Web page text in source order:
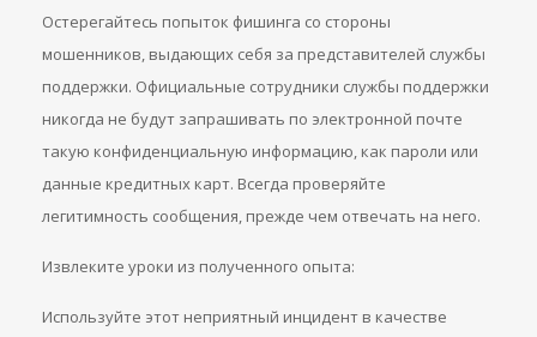
Остерегайтесь попыток фишинга со стороны
мошенников, выдающих себя за представителей службы
поддержки. Официальные сотрудники службы поддержки
никогда не будут запрашивать по электронной почте
такую конфиденциальную информацию, как пароли или
данные кредитных карт. Всегда проверяйте
легитимность сообщения, прежде чем отвечать на него.
Извлеките уроки из полученного опыта:
Используйте этот неприятный инцидент в качестве